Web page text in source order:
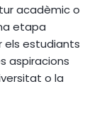
acadèmic o
etapa
els estudiants
aspiracions
o la